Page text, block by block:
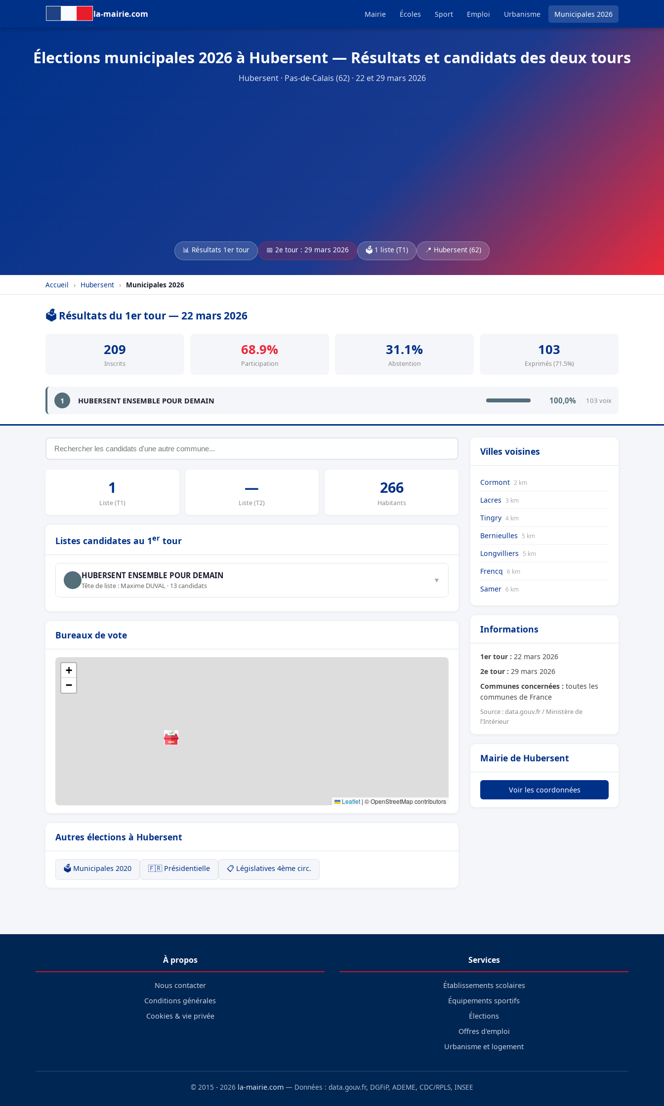
la-mairie.com Mairie Écoles Sport Emploi Urbanisme Municipales 2026
Élections municipales 2026 à Hubersent — Résultats et candidats des deux tours
Hubersent · Pas-de-Calais (62) · 22 et 29 mars 2026
📊 Résultats 1er tour 📅 2e tour : 29 mars 2026 🗳️ 1 liste (T1) 📍 Hubersent (62)
Accueil › Hubersent › Municipales 2026
🗳️ Résultats du 1er tour — 22 mars 2026
209
Inscrits
68.9%
Participation
31.1%
Abstention
103
Exprimés (71.5%)
1 HUBERSENT ENSEMBLE POUR DEMAIN 100,0% 103 voix
1
Liste (T1)
—
Liste (T2)
266
Habitants
Listes candidates au 1er tour
HUBERSENT ENSEMBLE POUR DEMAIN
Tête de liste : Maxime DUVAL · 13 candidats
▼
Bureaux de vote
+
−
Leaflet | © OpenStreetMap contributors
Autres élections à Hubersent
🗳️ Municipales 2020 🇫🇷 Présidentielle 📋 Législatives 4ème circ.
Villes voisines
Cormont 2 km
Lacres 3 km
Tingry 4 km
Bernieulles 5 km
Longvilliers 5 km
Frencq 6 km
Samer 6 km
Informations
1er tour : 22 mars 2026
2e tour : 29 mars 2026
Communes concernées : toutes les
communes de France
Source : data.gouv.fr / Ministère de
l'Intérieur
Mairie de Hubersent
Voir les coordonnées
À propos
Nous contacter
Conditions générales
Cookies & vie privée
Services
Établissements scolaires
Équipements sportifs
Élections
Offres d'emploi
Urbanisme et logement
© 2015 - 2026 la-mairie.com — Données : data.gouv.fr, DGFiP, ADEME, CDC/RPLS, INSEE